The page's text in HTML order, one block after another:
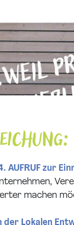
AUFRUF zur
machen
der Lokalen